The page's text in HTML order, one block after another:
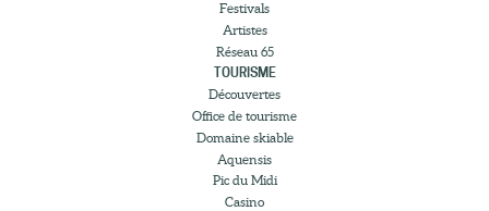
Festivals
Artistes
Réseau 65
TOURISME
Découvertes
Office de tourisme
Domaine skiable
Aquensis
Pic du Midi
Casino